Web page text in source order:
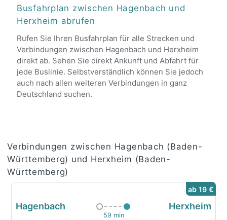
Busfahrplan zwischen Hagenbach und
Herxheim abrufen
Rufen Sie Ihren Busfahrplan für alle Strecken und
Verbindungen zwischen Hagenbach und Herxheim
direkt ab. Sehen Sie direkt Ankunft und Abfahrt für
jede Buslinie. Selbstverständlich können Sie jedoch
auch nach allen weiteren Verbindungen in ganz
Deutschland suchen.
Verbindungen zwischen Hagenbach (Baden-
Württemberg) und Herxheim (Baden-
Württemberg)
ab 19 €
Hagenbach
59 min
Herxheim